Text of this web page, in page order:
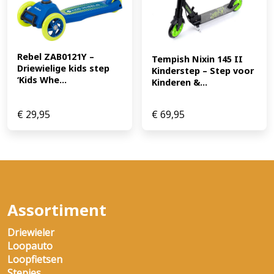
Rebel ZAB0121Y –
Driewielige kids step
‘Kids Whe...
€ 29,95
Tempish Nixin 145 II
Kinderstep – Step voor
Kinderen &...
€69,95
Assortiment
Driewieler
Loopauto
Loopfietsen